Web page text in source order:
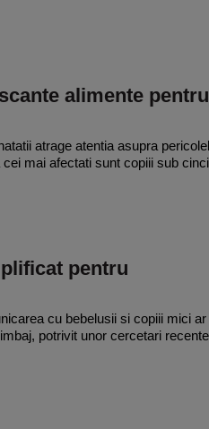
alimente pentru
atrage atentia asupra
mai afectati sunt copiii sub cinci
pentru
cu bebelusii si copiii mici ar
potrivit unor cercetari